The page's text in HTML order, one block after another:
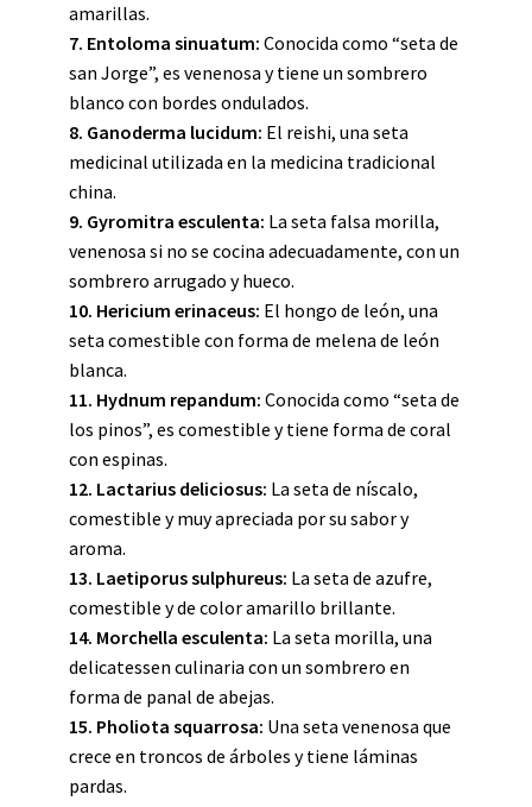
amarillas.
7. Entoloma sinuatum: Conocida como “seta de
san Jorge”, es venenosa y tiene un sombrero
blanco con bordes ondulados.
8. Ganoderma lucidum: El reishi, una seta
medicinal utilizada en la medicina tradicional
china.
9. Gyromitra esculenta: La seta falsa morilla,
venenosa si no se cocina adecuadamente, con un
sombrero arrugado y hueco.
10. Hericium erinaceus: El hongo de león, una
seta comestible con forma de melena de león
blanca.
11. Hydnum repandum: Conocida como “seta de
los pinos”, es comestible y tiene forma de coral
con espinas.
12. Lactarius deliciosus: La seta de níscalo,
comestible y muy apreciada por su sabor y
aroma.
13. Laetiporus sulphureus: La seta de azufre,
comestible y de color amarillo brillante.
14. Morchella esculenta: La seta morilla, una
delicatessen culinaria con un sombrero en
forma de panal de abejas.
15. Pholiota squarrosa: Una seta venenosa que
crece en troncos de árboles y tiene láminas
pardas.